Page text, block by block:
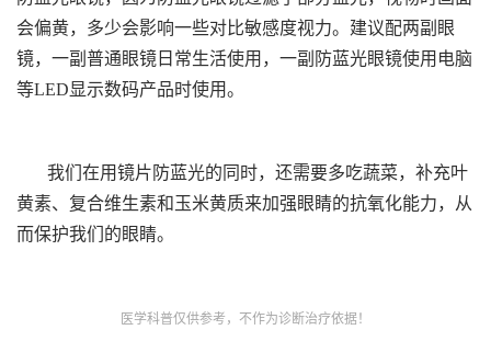
会偏黄，多少会影响一些对比敏感度视力。建议配两副眼
镜，一副普通眼镜日常生活使用，一副防蓝光眼镜使用电脑
等LED显示数码产品时使用。
我们在用镜片防蓝光的同时，还需要多吃蔬菜，补充叶
黄素、复合维生素和玉米黄质来加强眼睛的抗氧化能力，从
而保护我们的眼睛。
医学科普仅供参考，不作为诊断治疗依据！